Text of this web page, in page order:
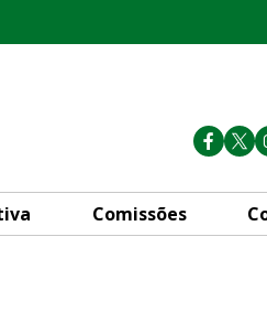
Comissões